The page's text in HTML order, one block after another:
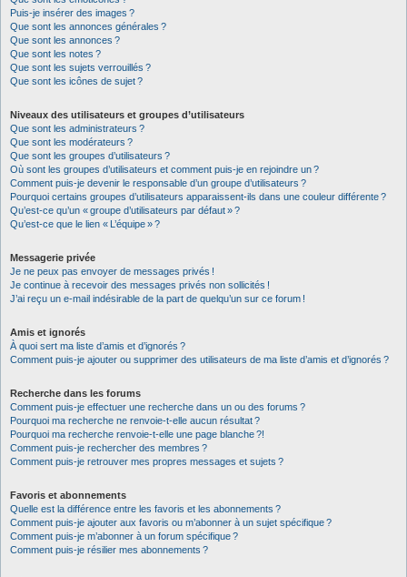
Puis-je insérer des images ?
Que sont les annonces générales ?
Que sont les annonces ?
Que sont les notes ?
Que sont les sujets verrouillés ?
Que sont les icônes de sujet ?
Niveaux des utilisateurs et groupes d’utilisateurs
Que sont les administrateurs ?
Que sont les modérateurs ?
Que sont les groupes d’utilisateurs ?
Où sont les groupes d’utilisateurs et comment puis-je en rejoindre un ?
Comment puis-je devenir le responsable d’un groupe d’utilisateurs ?
Pourquoi certains groupes d’utilisateurs apparaissent-ils dans une couleur différente ?
Qu’est-ce qu’un « groupe d’utilisateurs par défaut » ?
Qu’est-ce que le lien « L’équipe » ?
Messagerie privée
Je ne peux pas envoyer de messages privés !
Je continue à recevoir des messages privés non sollicités !
J’ai reçu un e-mail indésirable de la part de quelqu’un sur ce forum !
Amis et ignorés
À quoi sert ma liste d’amis et d’ignorés ?
Comment puis-je ajouter ou supprimer des utilisateurs de ma liste d’amis et d’ignorés ?
Recherche dans les forums
Comment puis-je effectuer une recherche dans un ou des forums ?
Pourquoi ma recherche ne renvoie-t-elle aucun résultat ?
Pourquoi ma recherche renvoie-t-elle une page blanche ?!
Comment puis-je rechercher des membres ?
Comment puis-je retrouver mes propres messages et sujets ?
Favoris et abonnements
Quelle est la différence entre les favoris et les abonnements ?
Comment puis-je ajouter aux favoris ou m’abonner à un sujet spécifique ?
Comment puis-je m’abonner à un forum spécifique ?
Comment puis-je résilier mes abonnements ?